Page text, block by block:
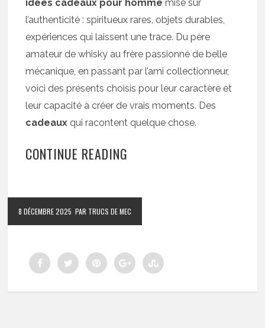
idées cadeaux pour homme mise sur
l’authenticité : spiritueux rares, objets durables,
expériences qui laissent une trace. Du père
amateur de whisky au frère passionné de belle
mécanique, en passant par l’ami collectionneur,
voici des présents choisis pour leur caractère et
leur capacité à créer de vrais moments. Des
cadeaux qui racontent quelque chose.
CONTINUE READING
8 DÉCEMBRE 2025 PAR TRUCS DE MEC